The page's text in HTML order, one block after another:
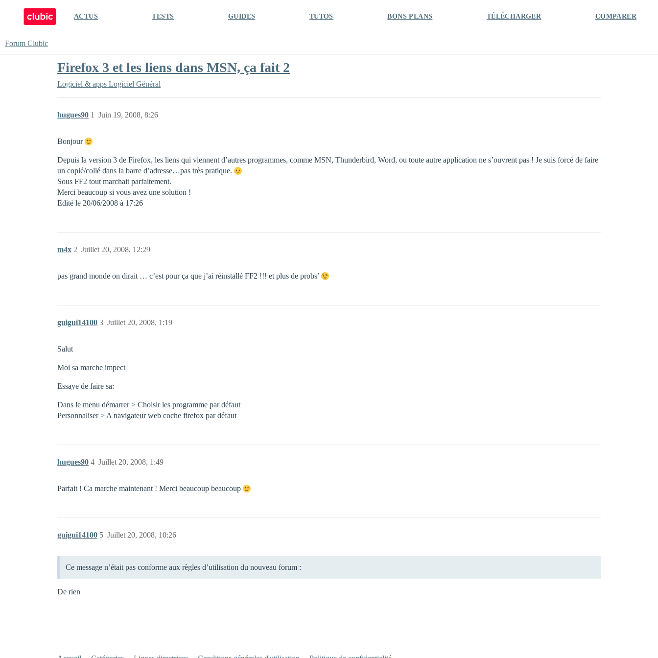
ACTUS TESTS GUIDES TUTOS BONS PLANS TÉLÉCHARGER COMPARER
Forum Clubic
Firefox 3 et les liens dans MSN, ça fait 2
Logiciel & apps Logiciel Général
hugues90 Juin 19, 2008, 8:26
1
Bonjour
Depuis la version 3 de Firefox, les liens qui viennent d’autres programmes, comme MSN, Thunderbird, Word, ou toute autre application ne s’ouvrent pas ! Je suis forcé de faire
un copié/collé dans la barre d’adresse…pas très pratique.
Sous FF2 tout marchait parfaitement.
Merci beaucoup si vous avez une solution !
Edité le 20/06/2008 à 17:26
m4x Juillet 20, 2008, 12:29
2
pas grand monde on dirait … c’est pour ça que j’ai réinstallé FF2 !!! et plus de probs’
guigui14100 Juillet 20, 2008, 1:19
3
Salut
Moi sa marche impect
Essaye de faire sa:
Dans le menu démarrer > Choisir les programme par défaut
Personnaliser > A navigateur web coche firefox par défaut
hugues90 Juillet 20, 2008, 1:49
4
Parfait ! Ca marche maintenant ! Merci beaucoup beaucoup
guigui14100 Juillet 20, 2008, 10:26
5
Ce message n’était pas conforme aux règles d’utilisation du nouveau forum :
De rien